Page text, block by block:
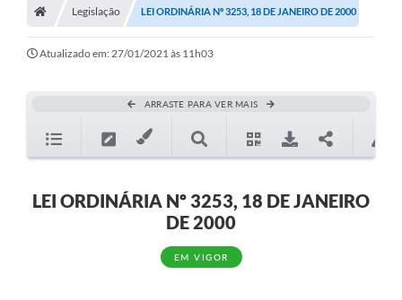
Legislação LEI ORDINÁRIA Nº 3253, 18 DE JANEIRO DE 2000
Atualizado em: 27/01/2021 às 11h03
ARRASTE PARA VER MAIS
LEI ORDINÁRIA Nº 3253, 18 DE JANEIRO
DE 2000
EM VIGOR